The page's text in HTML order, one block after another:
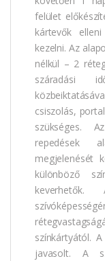
felület
kártevők
kezelni. Az
nélkül – 2
száradási
csiszolás,
szükséges.
repedések
megjelenését
különböző
színkártyától.
javasolt. A